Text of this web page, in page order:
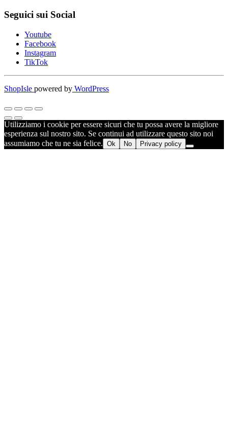
Seguici sui Social
Youtube
Facebook
Instagram
TikTok
ShopIsle powered by WordPress
Utilizziamo i cookie per essere sicuri che tu possa avere la migliore
esperienza sul nostro sito. Se continui ad utilizzare questo sito noi
assumiamo che tu ne sia felice. Ok No Privacy policy